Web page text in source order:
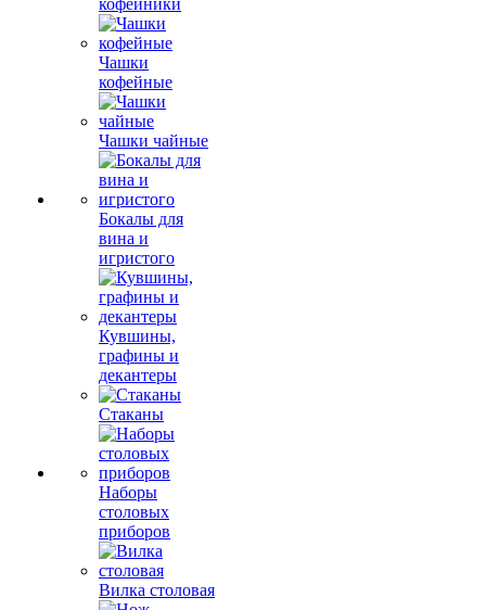
кофейники
Чашки
кофейные
Чашки чайные
Бокалы для
вина и
игристого
Кувшины,
графины и
декантеры
Стаканы
Наборы
столовых
приборов
Вилка столовая